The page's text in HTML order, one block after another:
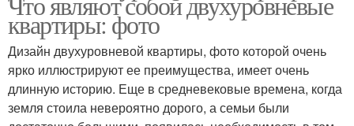
квартиры: фото
Дизайн двухуровневой квартиры, фото которой очень
ярко иллюстрируют ее преимущества, имеет очень
длинную историю. Еще в средневековые времена, когда
земля стоила невероятно дорого, а семьи были